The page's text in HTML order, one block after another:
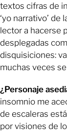
textos cifras de
‘yo narrativo’ de
lector a hacerse
desplegadas
disquisiciones:
muchas veces
¿Personaje
insomnio me
de escaleras
por visiones de